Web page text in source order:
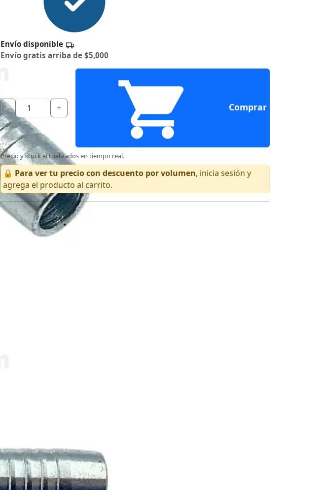
Envío disponible
Envío gratis arriba de $5,000
- + Comprar
Precio y stock actualizados en tiempo real.
🔒 Para ver tu precio con descuento por volumen, inicia sesión y
agrega el producto al carrito.